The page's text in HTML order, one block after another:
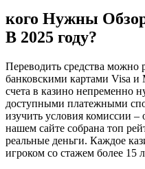
кого Нужны
В 2025 году?
Переводить средства можно
банковскими картами Visa
счета в казино непременно
доступными платежными
изучить условия комиссии
нашем сайте собрана топ
реальные деньги. Каждое
игроком со стажем более 15